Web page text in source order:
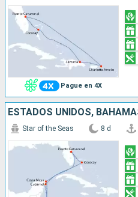
Pague en 4X
Star of the Seas 8 d